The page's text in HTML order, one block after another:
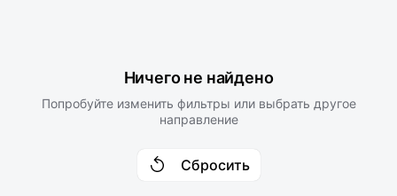
Ничего не найдено
Попробуйте изменить фильтры или выбрать другое
направление
Сбросить